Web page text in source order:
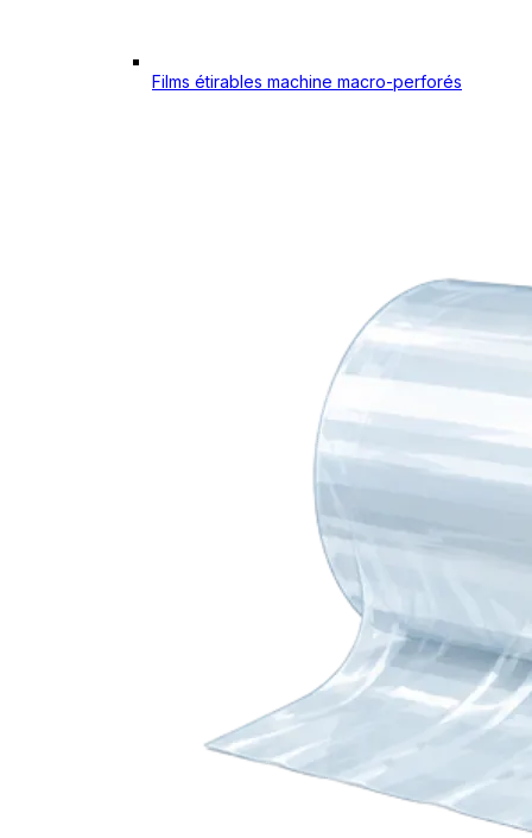
Films étirables machine macro-perforés